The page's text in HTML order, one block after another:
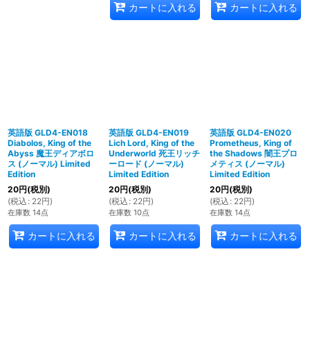
カートに入れる カートに入れる
英語版 GLD4-EN018
Diabolos, King of the
Abyss 魔王ディアボロ
ス (ノーマル) Limited
Edition
20円(税別)
(税込 : 22円)
在庫数 14点
カートに入れる
英語版 GLD4-EN019
Lich Lord, King of the
Underworld 死王リッチ
ーロード (ノーマル)
Limited Edition
20円(税別)
(税込 : 22円)
在庫数 10点
カートに入れる
英語版 GLD4-EN020
Prometheus, King of
the Shadows 闇王プロ
メティス (ノーマル)
Limited Edition
20円(税別)
(税込 : 22円)
在庫数 14点
カートに入れる